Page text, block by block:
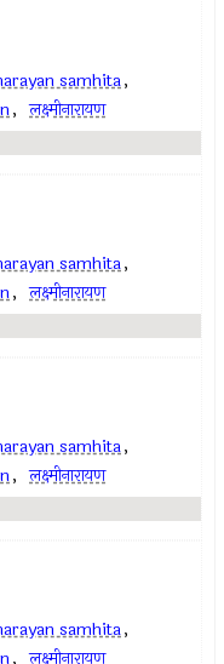
samhita,
, लक्ष्मीनारायण
samhita,
, लक्ष्मीनारायण
samhita,
, लक्ष्मीनारायण
samhita,
, लक्ष्मीनारायण